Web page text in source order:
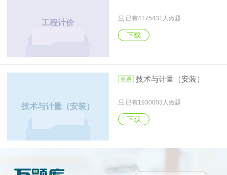
工程计价 已有4175431 人做题
下载
技术与计量（安装）
技术与计量（安装）
已有1930003 人做题
下载